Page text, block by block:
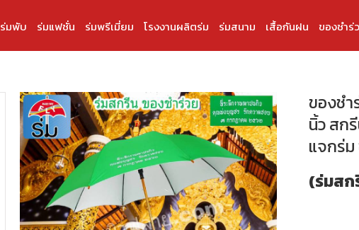
ร่มพับ ร่มแฟชั่น ร่มพรีเมี่ยม โรงงานผลิตร่ม ร่มสนาม เสื้อกันฝน ของชำร่
ของชำ
นิ้ว สก
แจกร่
(ร่มสก